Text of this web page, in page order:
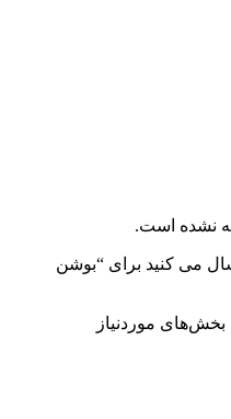
نشده است.
می کنید برای “بوشن
بخش‌های موردنیاز